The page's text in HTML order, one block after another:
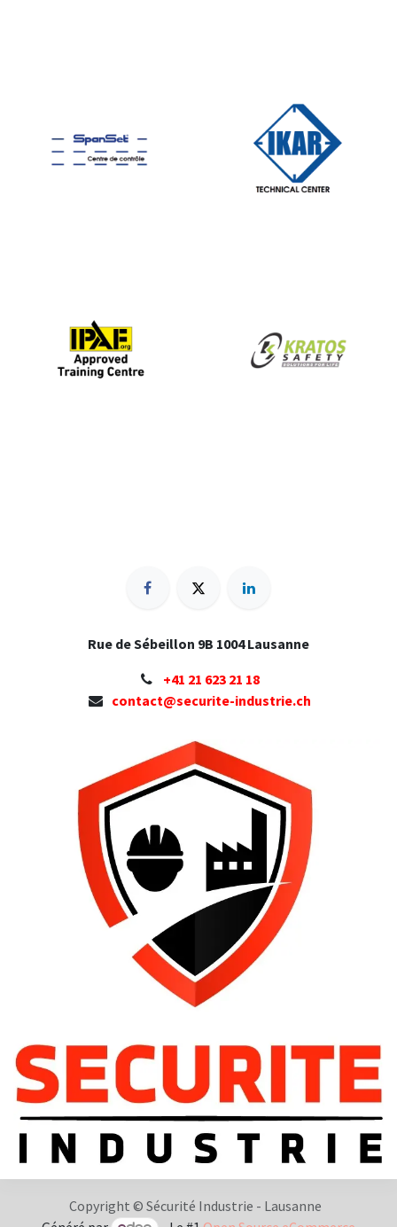
Rue de Sébeillon 9B 1004 Lausanne
+41 ​21 623 21 18
contact@securite-industrie.ch
Copyright © Sécurité Industrie - Lausanne